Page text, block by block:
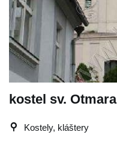
kostel sv. Otmara
Kostely, kláštery